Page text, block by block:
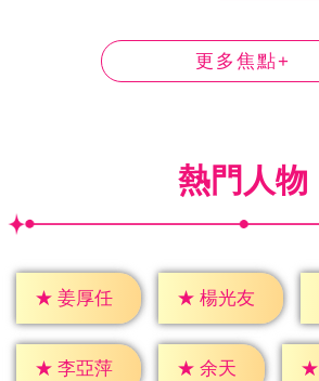
更多焦點+
熱門人物
★ 姜厚任 ★ 楊光友
★ 李亞萍 ★ 余天 ★